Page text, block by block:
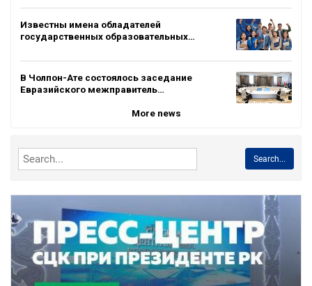
Известны имена обладателей
государственных образовательных…
В Чолпон-Ате состоялось заседание
Евразийского межправитель…
More news
Search...